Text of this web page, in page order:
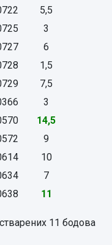
5,5
3
6
1,5
7,5
3
14,5
9
10
7
11
11 бодова